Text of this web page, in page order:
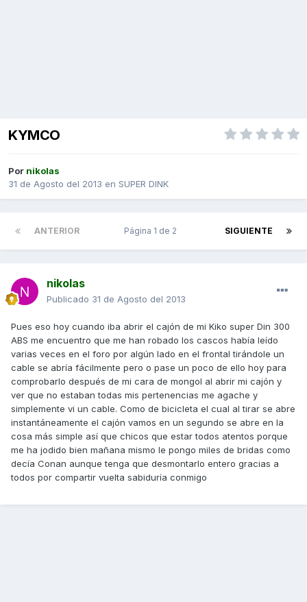
KYMCO
Por nikolas
31 de Agosto del 2013 en SUPER DINK
ANTERIOR SIGUIENTE
Página 1 de 2
nikolas
Publicado 31 de Agosto del 2013
Pues eso hoy cuando iba abrir el cajón de mi Kiko super Din 300
ABS me encuentro que me han robado los cascos había leído
varias veces en el foro por algún lado en el frontal tirándole un
cable se abría fácilmente pero o pase un poco de ello hoy para
comprobarlo después de mi cara de mongol al abrir mi cajón y
ver que no estaban todas mis pertenencias me agache y
simplemente vi un cable. Como de bicicleta el cual al tirar se abre
instantáneamente el cajón vamos en un segundo se abre en la
cosa más simple así que chicos que estar todos atentos porque
me ha jodido bien mañana mismo le pongo miles de bridas como
decía Conan aunque tenga que desmontarlo entero gracias a
todos por compartir vuelta sabiduría conmigo